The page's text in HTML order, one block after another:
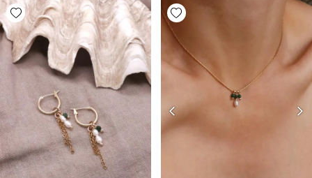
Add wishlist